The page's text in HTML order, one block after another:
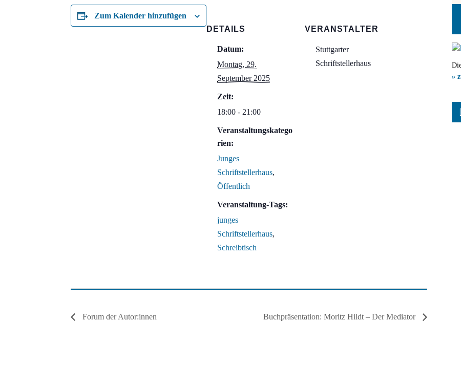
Zum Kalender hinzufügen
DETAILS
Datum:
Montag, 29.
September 2025
Zeit:
18:00 - 21:00
Veranstaltungskatego
rien:
Junges
Schriftstellerhaus,
Öffentlich
Veranstaltung-Tags:
junges
Schriftstellerhaus,
Schreibtisch
VERANSTALTER
Stuttgarter
Schriftstellerhaus
Forum der Autor:innen Buchpräsentation: Moritz Hildt – Der Mediator
»